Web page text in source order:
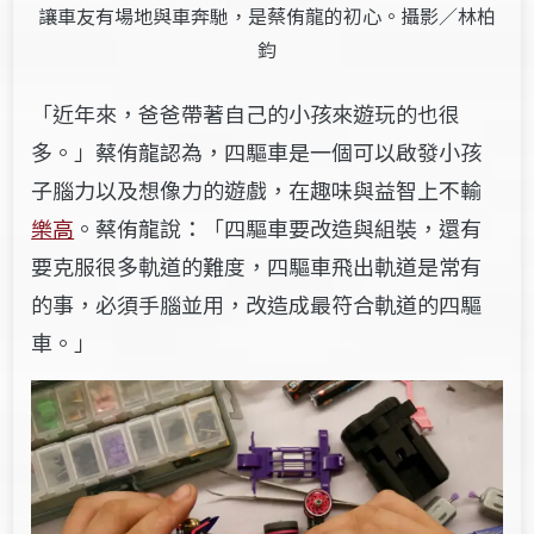
讓車友有場地與車奔馳，是蔡侑龍的初心。攝影／林柏
鈞
「近年來，爸爸帶著自己的小孩來遊玩的也很
多。」蔡侑龍認為，四驅車是一個可以啟發小孩
子腦力以及想像力的遊戲，在趣味與益智上不輸
樂高 。蔡侑龍說：「四驅車要改造與組裝，還有
要克服很多軌道的難度，四驅車飛出軌道是常有
的事，必須手腦並用，改造成最符合軌道的四驅
車。」